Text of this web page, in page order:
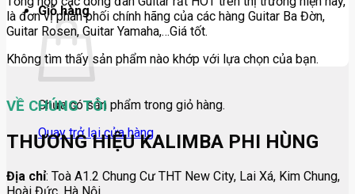
Giỏ hàng
Chưa có sản phẩm trong giỏ hàng.
Quay trở lại cửa hàng
là đơn vị phân phối chính hãng của các hàng Guitar Ba Đờn,
Guitar Rosen, Guitar Yamaha,…Giá tốt.
Không tìm thấy sản phẩm nào khớp với lựa chọn của bạn.
VỀ CHÚNG TÔI
THƯƠNG HIỆU KALIMBA PHI HÙNG
Địa chỉ: Toà A1.2 Chung Cư THT New City, Lai Xá, Kim Chung,
Hoài Đức, Hà Nội